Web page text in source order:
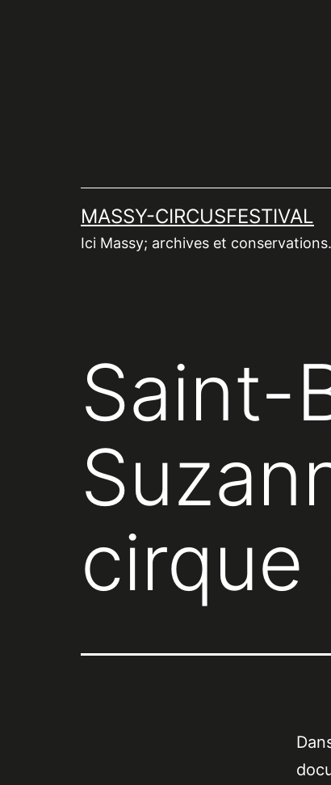
MASSY-CIRCUSFESTIVAL
Ici Massy; archives et conservations.
Saint-
cirque